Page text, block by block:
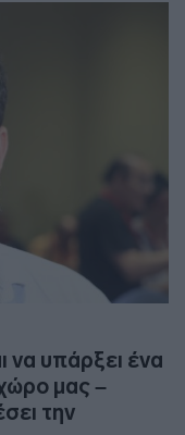
να υπάρξει ένα
μας –
την